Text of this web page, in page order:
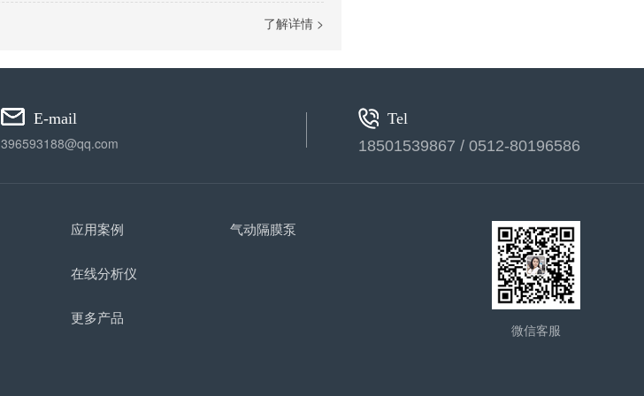
了解详情 >
E-mail
396593188@qq.com
Tel
18501539867 / 0512-80196586
应用案例 气动隔膜泵
在线分析仪
更多产品
微信客服